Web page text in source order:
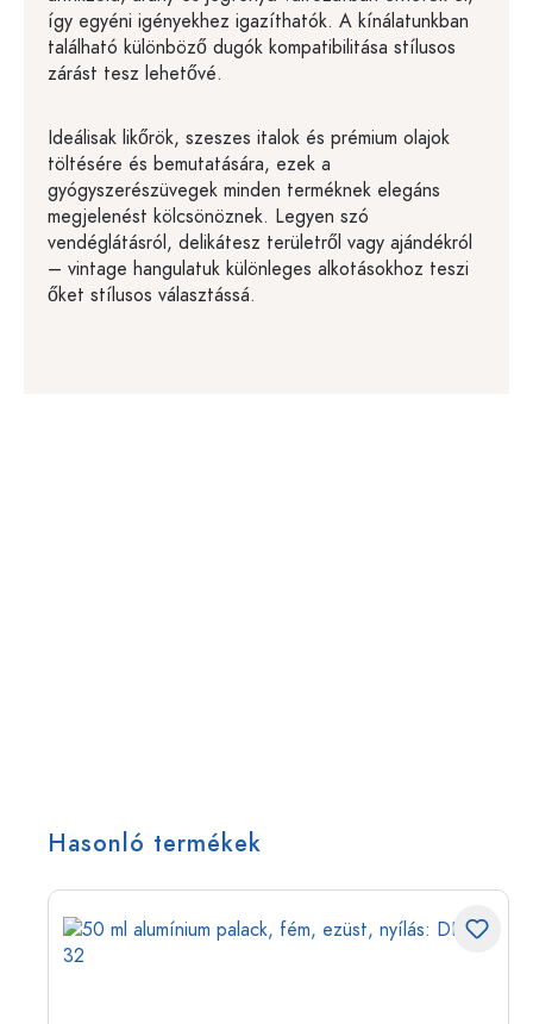
így egyéni igényekhez igazíthatók. A kínálatunkban
található különböző dugók kompatibilitása stílusos
zárást tesz lehetővé.
Ideálisak likőrök, szeszes italok és prémium olajok
töltésére és bemutatására, ezek a
gyógyszerészüvegek minden terméknek elegáns
megjelenést kölcsönöznek. Legyen szó
vendéglátásról, delikátesz területről vagy ajándékról
– vintage hangulatuk különleges alkotásokhoz teszi
őket stílusos választássá.
Hasonló termékek